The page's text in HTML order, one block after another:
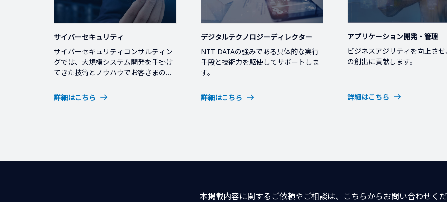
サイバーセキュリティ
サイバーセキュリティコンサルティン
グでは、大規模システム開発を手掛け
てきた技術とノウハウでお客さまのセ
詳細はこちら
デジタルテクノロジーディレクター
NTT DATAの強みである具体的な実行
手段と技術力を駆使してサポートしま
す。
詳細はこちら
アプリケーション開発・管理
ビジネスアジリティを向上さ
の創出に貢献します。
詳細はこちら
本掲載内容に関するご依頼やご相談は、こちらからお問い合わせくだ